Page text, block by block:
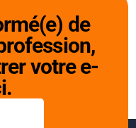
de
votre e-